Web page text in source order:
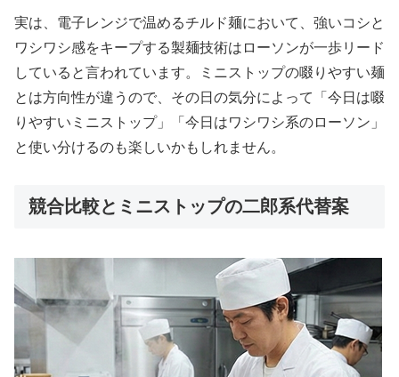
実は、電子レンジで温めるチルド麺において、 強いコシと
ワシワシ感をキープする製麺技術はローソンが一歩リード
している と言われています。ミニストップの啜りやすい麺
とは方向性が違うので、その日の気分によって「今日は啜
りやすいミニストップ」「今日はワシワシ系のローソン」
と使い分けるのも楽しいかもしれません。
競合比較とミニストップの二郎系代替案